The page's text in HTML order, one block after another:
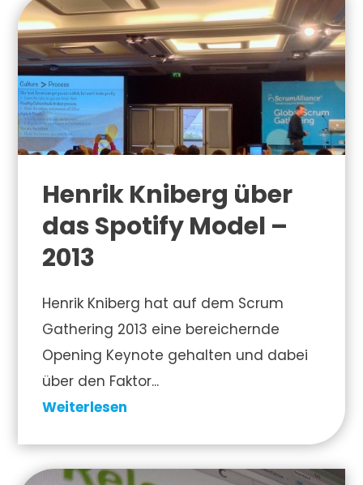
Henrik Kniberg über
das Spotify Model –
2013
Henrik Kniberg hat auf dem Scrum
Gathering 2013 eine bereichernde
Opening Keynote gehalten und dabei
über den Faktor...
Weiterlesen